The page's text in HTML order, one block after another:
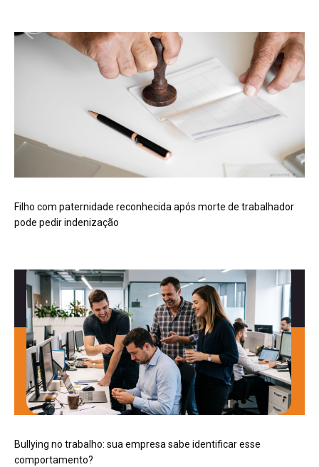
Filho com paternidade reconhecida após morte de trabalhador
pode pedir indenização
Bullying no trabalho: sua empresa sabe identificar esse
comportamento?